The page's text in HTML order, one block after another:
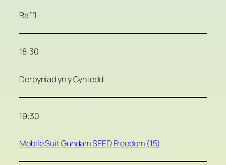
Raffl
18:30
Derbyniad yn y Cyntedd
19:30
Mobile Suit Gundam SEED Freedom (15)